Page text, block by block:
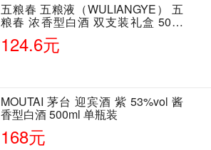
五粮春 五粮液（WULIANGYE） 五
粮春 浓香型白酒 双支装礼盒 50度
500ml*2瓶 含酒具
124.6元
MOUTAI 茅台 迎宾酒 紫 53%vol 酱
香型白酒 500ml 单瓶装
168元